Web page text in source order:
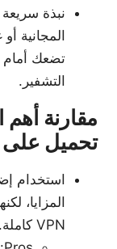
نبذة
المجانية
التشفير.
تحميل
استخدام
المزايا،
VPN كاملة.